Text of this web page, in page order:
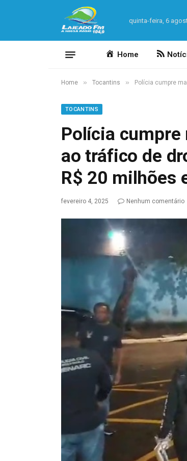
quinta-feira, 6
Home
Home » Tocantins » Polícia cumpre
TOCANTINS
Polícia
ao tráfico de
R$ 20 milhões
fevereiro 4, 2025 Nenhum comentário